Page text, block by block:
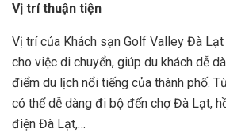
Vị trí thuận tiện
Vị trí của Khách sạn Golf Valley Đà
cho việc di chuyển, giúp du khách dễ
điểm du lịch nổi tiếng của thành phố.
có thể dễ dàng đi bộ đến chợ Đà Lạt,
điện Đà Lạt,…